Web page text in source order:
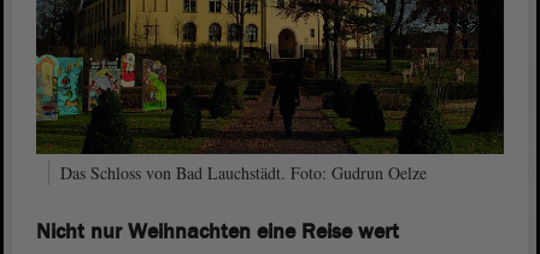
Das Schloss von Bad Lauchstädt. Foto: Gudrun Oelze
Nicht nur Weihnachten eine Reise wert